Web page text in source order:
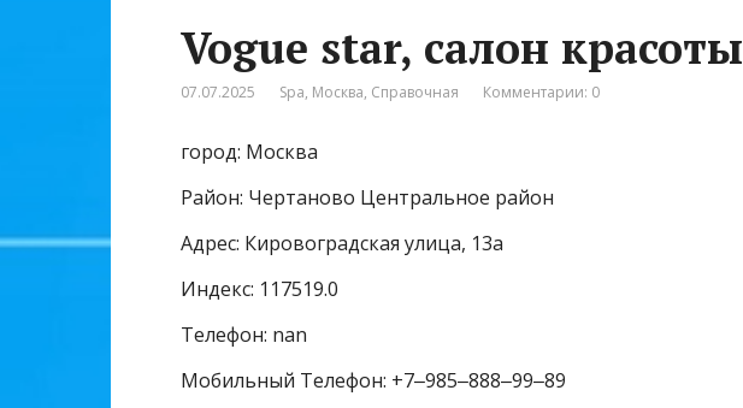
Vogue star, салон красоты
07.07.2025 Spa, Москва, Справочная Комментарии: 0
город: Москва
Район: Чертаново Центральное район
Адрес: Кировоградская улица, 13а
Индекс: 117519.0
Телефон: nan
Мобильный Телефон: +7‒985‒888‒99‒89